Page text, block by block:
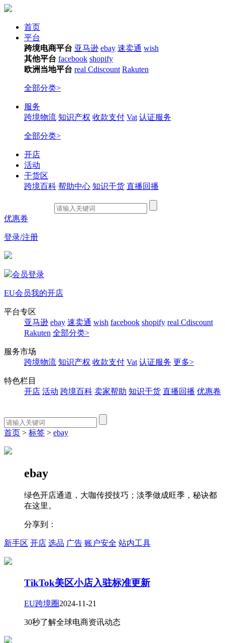
首页
平台
跨境电商平台 亚马逊 ebay 速卖通 wish
其他平台 facebook shopify
欧洲当地平台 real Cdiscount Rakuten
全部分类>
服务
跨境物流 知识产权 收款支付 Vat 认证服务
全部分类>
开店
活动
干货区
跨境百科 帮助中心 知识干货 直播回播
优惠券
登录/注册
会员登录
EU会员我的开店
平台专区
亚马逊 ebay 速卖通 wish facebook shopify real Cdiscount
Rakuten 全部分类>
服务市场
跨境物流 知识产权 收款支付 Vat 认证服务 更多>
特色栏目
开店 活动 跨境百科 卖家帮助 知识干货 直播回播 优惠卷
首页 > 标签 > ebay
ebay
绿色开店通道，大咖传授技巧；淡季做成旺季，秘诀都
在这里。
分享到：
新手区 开店 选品 广告 账户安全 站内工具
TikTok美区小店入驻标准更新
EU跨境圈2024-11-21
30秒了解全球电商资讯动态